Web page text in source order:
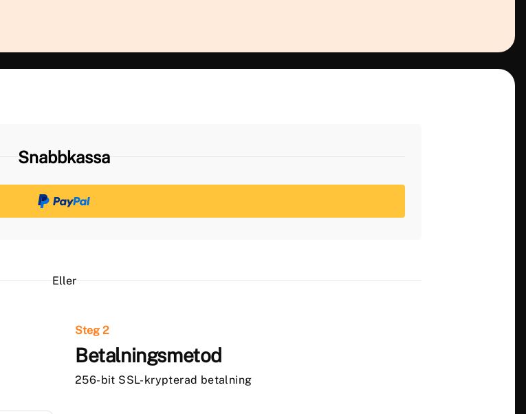
Snabbkassa
Eller
Steg 2
Betalningsmetod
256-bit SSL-krypterad betalning